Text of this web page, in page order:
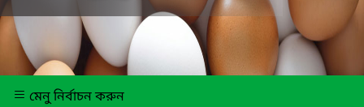
মেনু নির্বাচন করুন